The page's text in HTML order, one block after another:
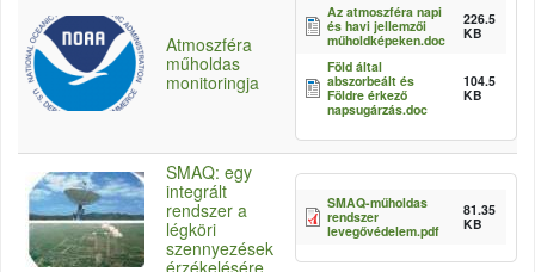
Atmoszféra
műholdas
monitoringja
Az atmoszféra napi
és havi jellemzői
műholdképeken.doc
226.5
KB
Föld által
abszorbeált és
Földre érkező
napsugárzás.doc
104.5
KB
SMAQ: egy
integrált
rendszer a
légköri
szennyezések
érzékelésére
SMAQ-műholdas
rendszer
levegővédelem.pdf
81.35
KB